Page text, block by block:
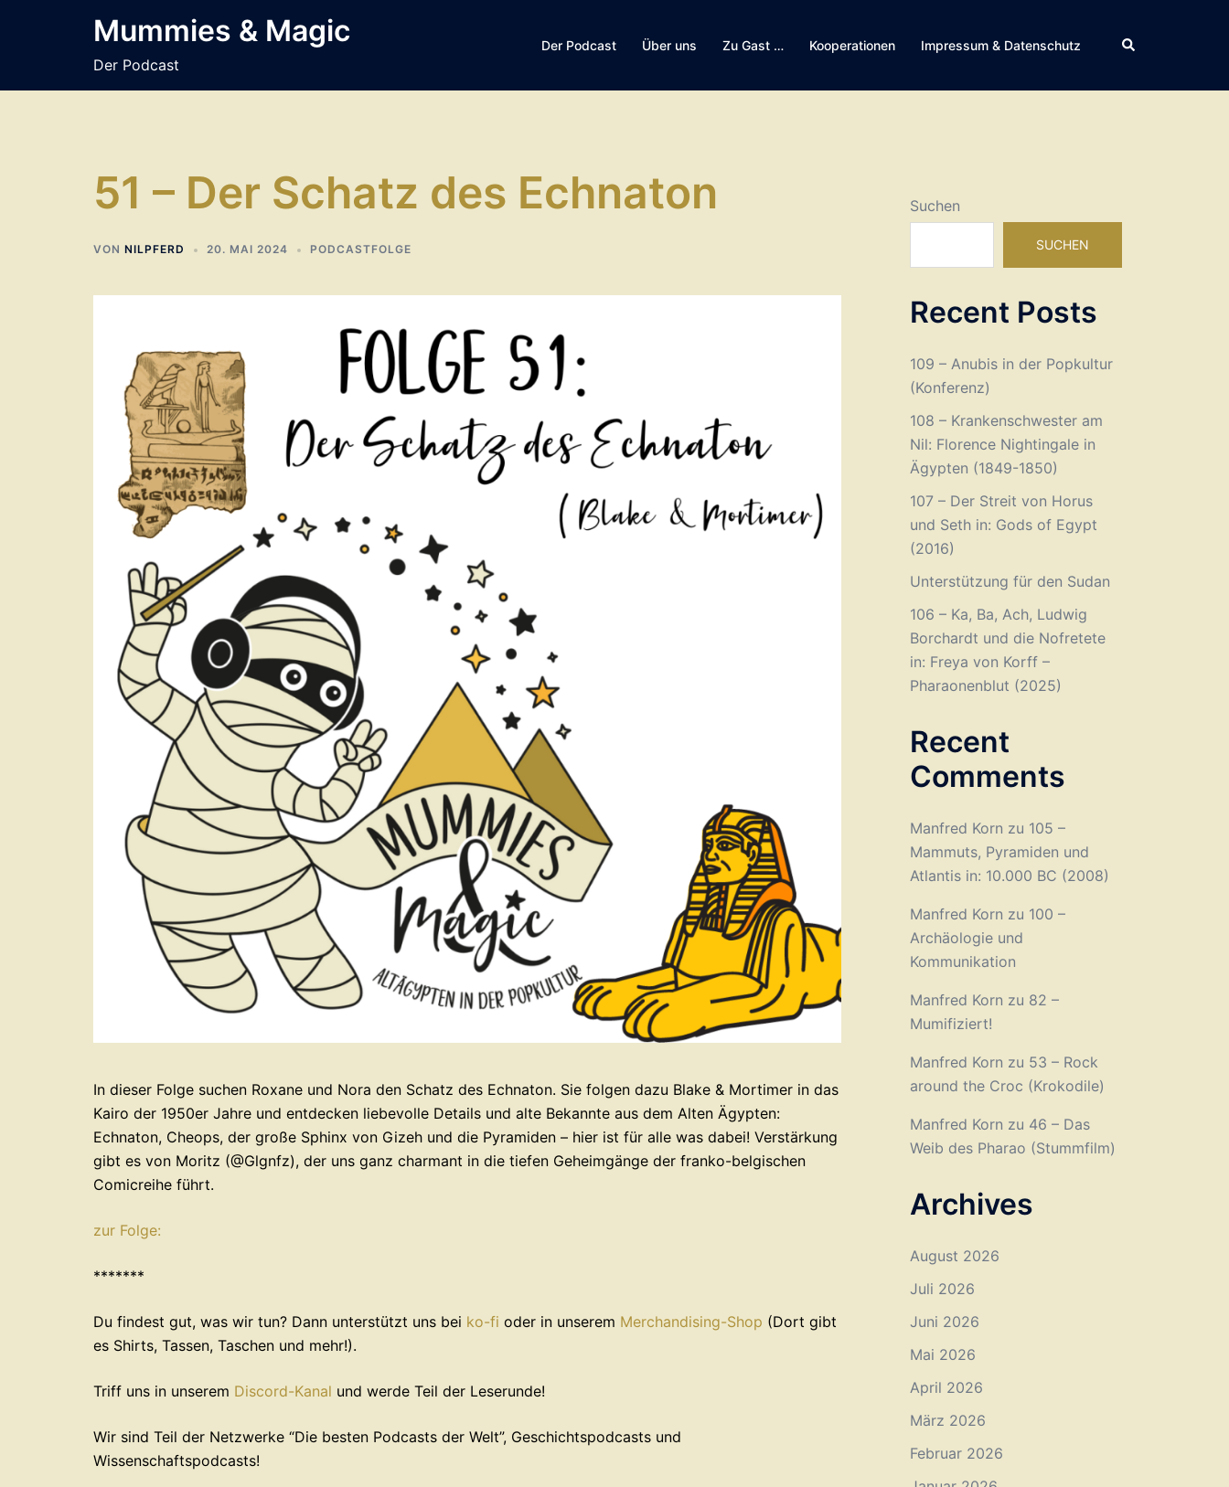
Mummies & Magic
Der Podcast
Der Podcast Über uns Zu Gast … Kooperationen Impressum & Datenschutz Suche
51 – Der Schatz des Echnaton
VON NILPFERD 20. MAI 2024 PODCASTFOLGE
In dieser Folge suchen Roxane und Nora den Schatz des Echnaton. Sie folgen dazu Blake & Mortimer in das
Kairo der 1950er Jahre und entdecken liebevolle Details und alte Bekannte aus dem Alten Ägypten:
Echnaton, Cheops, der große Sphinx von Gizeh und die Pyramiden – hier ist für alle was dabei! Verstärkung
gibt es von Moritz (@Glgnfz), der uns ganz charmant in die tiefen Geheimgänge der franko-belgischen
Comicreihe führt.
zur Folge:
*******
Du findest gut, was wir tun? Dann unterstützt uns bei ⁠⁠⁠⁠⁠⁠⁠⁠⁠⁠ ko-fi ⁠⁠⁠⁠⁠⁠⁠⁠⁠⁠ oder in unserem ⁠⁠⁠⁠⁠⁠⁠⁠⁠⁠ Merchandising-Shop⁠⁠⁠⁠⁠⁠⁠⁠⁠⁠ (Dort gibt
es Shirts, Tassen, Taschen und mehr!).
Triff uns in ⁠⁠⁠⁠unserem ⁠⁠⁠ Discord-Kanal ⁠⁠⁠⁠⁠⁠ und werde Teil der Leserunde!
Wir sind Teil der Netzwerke ⁠⁠⁠⁠⁠⁠⁠“Die besten Podcasts der Welt”⁠⁠⁠⁠⁠⁠⁠, ⁠⁠⁠⁠⁠⁠⁠Geschichtspodcasts⁠⁠⁠⁠⁠⁠⁠ und
⁠⁠⁠⁠⁠⁠⁠Wissenschaftspodcasts⁠⁠⁠⁠⁠⁠⁠!
Suchen
SUCHEN
Recent Posts
109 – Anubis in der Popkultur
(Konferenz)
108 – Krankenschwester am
Nil: Florence Nightingale in
Ägypten (1849-1850)
107 – Der Streit von Horus
und Seth in: Gods of Egypt
(2016)
Unterstützung für den Sudan
106 – Ka, Ba, Ach, Ludwig
Borchardt und die Nofretete
in: Freya von Korff –
Pharaonenblut (2025)
Recent
Comments
Manfred Korn zu 105 –
Mammuts, Pyramiden und
Atlantis in: 10.000 BC (2008)
Manfred Korn zu 100 –
Archäologie und
Kommunikation
Manfred Korn zu 82 –
Mumifiziert!
Manfred Korn zu 53 – Rock
around the Croc (Krokodile)
Manfred Korn zu 46 – Das
Weib des Pharao (Stummfilm)
Archives
August 2026
Juli 2026
Juni 2026
Mai 2026
April 2026
März 2026
Februar 2026